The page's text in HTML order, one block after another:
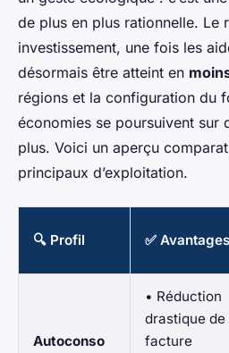
de plus en plus rationnelle. Le
investissement, une fois les
désormais être atteint en
régions et la configuration du
économies se poursuivent sur
plus. Voici un aperçu
principaux d’exploitation.
🔍 Profil ✅ Avantages
Autoconso
• Réduction
drastique de
facture